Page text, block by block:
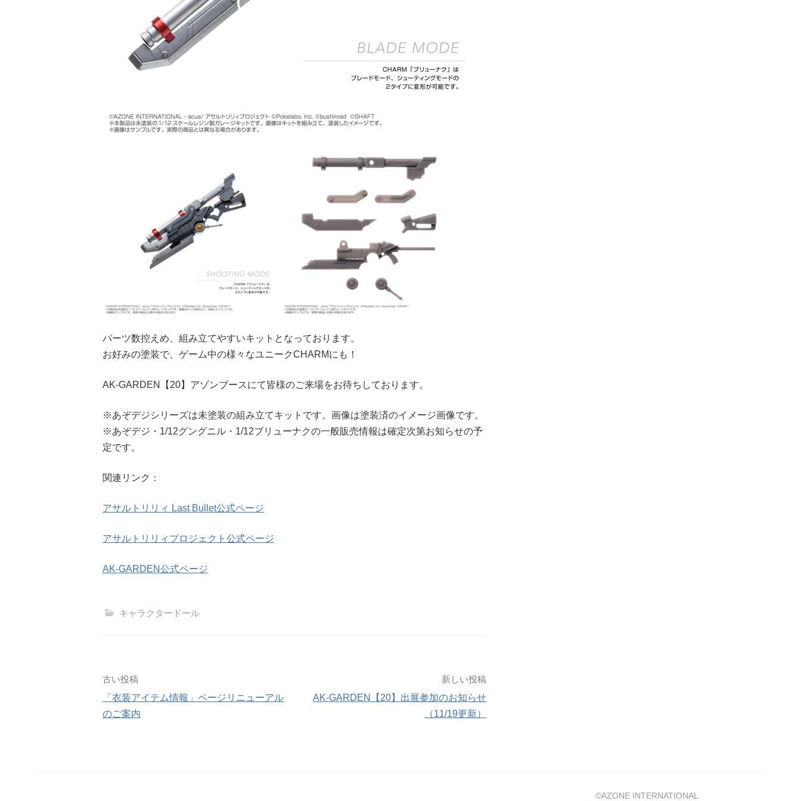
パーツ数控えめ、組み立てやすいキットとなっております。
お好みの塗装で、ゲーム中の様々なユニークCHARMにも！
AK-GARDEN【20】アゾンブースにて皆様のご来場をお待ちしております。
※あぞデジシリーズは未塗装の組み立てキットです。画像は塗装済のイメージ画像です。
※あぞデジ・1/12グングニル・1/12ブリューナクの一般販売情報は確定次第お知らせの予
定です。
関連リンク：
アサルトリリィ Last Bullet公式ページ
アサルトリリィプロジェクト公式ページ
AK-GARDEN公式ページ
キャラクタードール
投
稿
古い投稿
「衣装アイテム情報」ページリニューアル
のご案内
新しい投稿
AK-GARDEN【20】出展参加のお知らせ
（11/19更新）
©AZONE INTERNATIONAL